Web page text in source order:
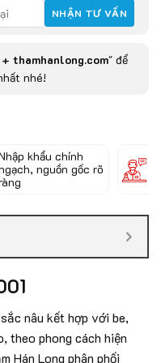
+ thamhanlong.com" để
nhé!
khẩu chính
nguồn gốc rõ
nâu kết hợp với be,
theo phong cách hiện
Hán Long phân phối